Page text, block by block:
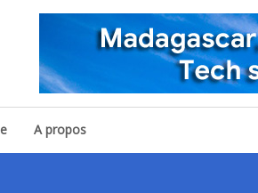
A propos